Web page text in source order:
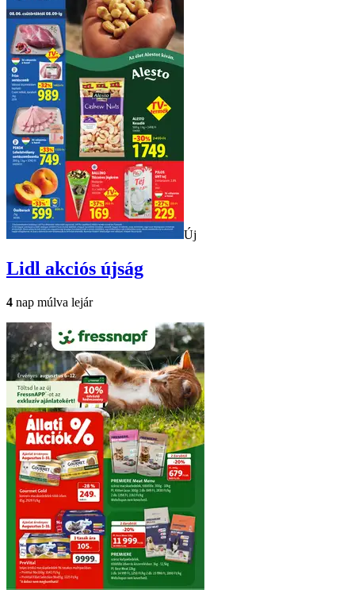
Új
Lidl akciós újság
4 nap múlva lejár